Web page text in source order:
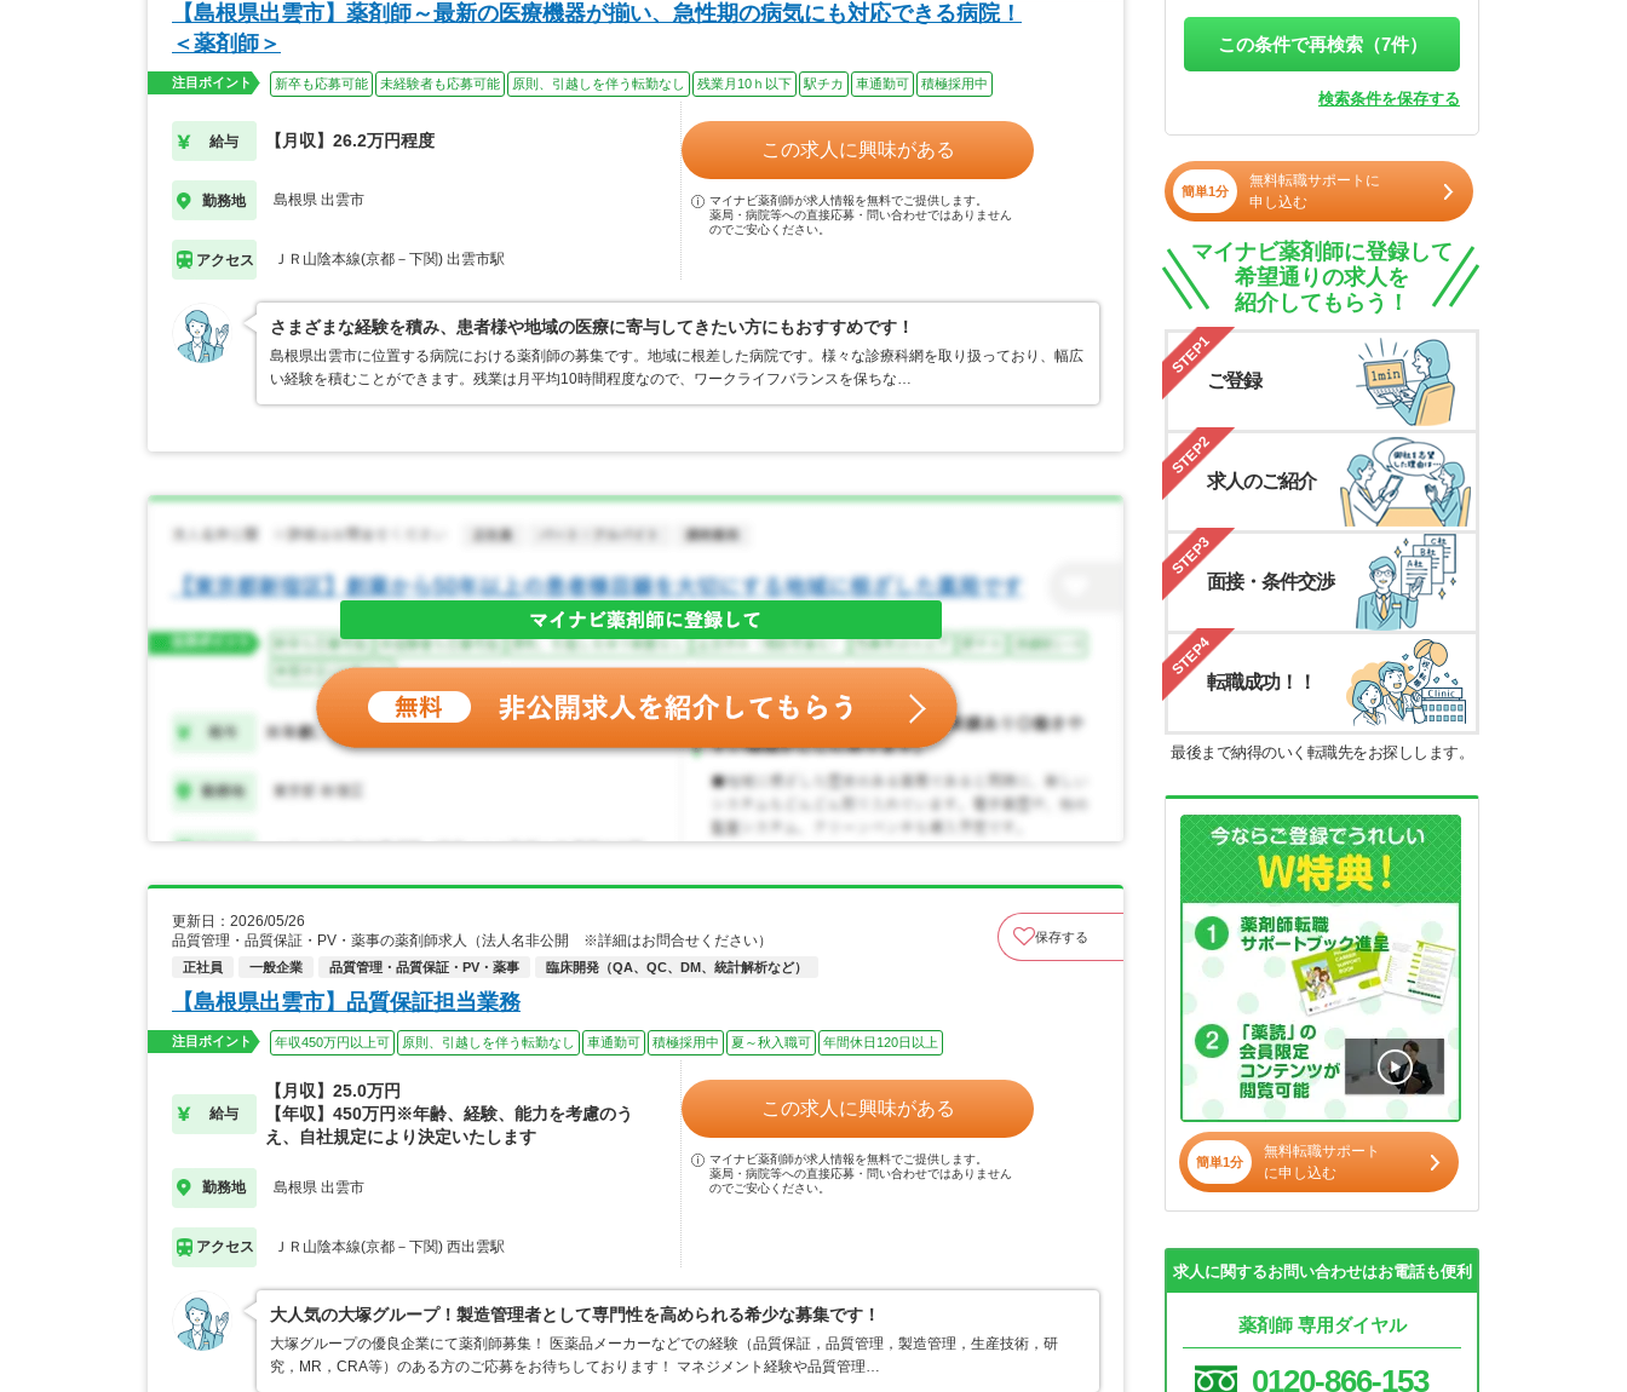
【島根県出雲市】薬剤師～最新の医療機器が揃い、急性期の病気にも対応できる病院！
＜薬剤師＞
注目ポイント 新卒も応募可能 未経験者も応募可能 原則、引越しを伴う転勤なし 残業月10ｈ以下 駅チカ 車通勤可 積極採用中
給与 【月収】26.2万円程度
勤務地 島根県 出雲市
アクセス ＪＲ山陰本線(京都－下関) 出雲市駅
この求人に興味がある
マイナビ薬剤師が求人情報を無料でご提供します。
薬局・病院等への直接応募・問い合わせではありません
のでご安心ください。
さまざまな経験を積み、患者様や地域の医療に寄与してきたい方にもおすすめです！
島根県出雲市に位置する病院における薬剤師の募集です。地域に根差した病院です。様々な診療科網を取り扱っており、幅広
い経験を積むことができます。残業は月平均10時間程度なので、ワークライフバランスを保ちな…
更新日：2026/05/26
品質管理・品質保証・PV・薬事の薬剤師求人（法人名非公開 ※詳細はお問合せください）
正社員 一般企業 品質管理・品質保証・PV・薬事 臨床開発（QA、QC、DM、統計解析など）
保存する
【島根県出雲市】品質保証担当業務
注目ポイント 年収450万円以上可 原則、引越しを伴う転勤なし 車通勤可 積極採用中 夏～秋入職可 年間休日120日以上
給与
【月収】25.0万円
【年収】450万円※年齢、経験、能力を考慮のう
え、自社規定により決定いたします
勤務地 島根県 出雲市
アクセス ＪＲ山陰本線(京都－下関) 西出雲駅
この求人に興味がある
マイナビ薬剤師が求人情報を無料でご提供します。
薬局・病院等への直接応募・問い合わせではありません
のでご安心ください。
大人気の大塚グループ！製造管理者として専門性を高められる希少な募集です！
大塚グループの優良企業にて薬剤師募集！ 医薬品メーカーなどでの経験（品質保証，品質管理，製造管理，生産技術，研
究，MR，CRA等）のある方のご応募をお待ちしております！ マネジメント経験や品質管理…
この条件で再検索（7件）
検索条件を保存する
簡単1分
無料転職サポートに
申し込む
マイナビ薬剤師に登録して
希望通りの求人を
紹介してもらう！
STEP1
ご登録
STEP2
求人のご紹介
STEP3
面接・条件交渉
STEP4
転職成功！！
最後まで納得のいく転職先をお探しします。
簡単1分
無料転職サポート
に申し込む
求人に関するお問い合わせはお電話も便利
薬剤師 専用ダイヤル
0120-866-153